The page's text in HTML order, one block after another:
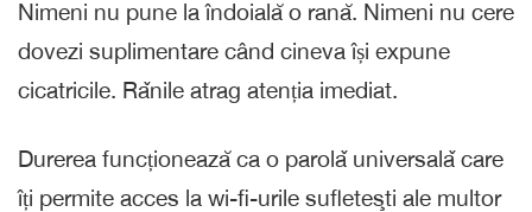
Nimeni nu pune la îndoială o rană. Nimeni nu cere
dovezi suplimentare când cineva își expune
cicatricile. Rǎnile atrag atenția imediat.
Durerea funcționează ca o parolǎ universalǎ care
îți permite acces la wi-fi-urile sufleteşti ale multor